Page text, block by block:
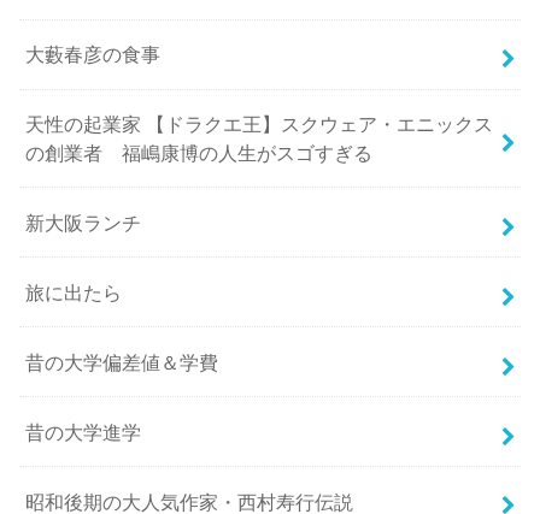
大藪春彦の食事
天性の起業家 【ドラクエ王】スクウェア・エニックス
の創業者 福嶋康博の人生がスゴすぎる
新大阪ランチ
旅に出たら
昔の大学偏差値＆学費
昔の大学進学
昭和後期の大人気作家・西村寿行伝説